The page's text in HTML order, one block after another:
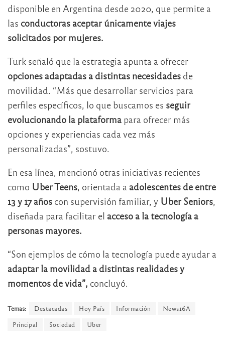
disponible en Argentina desde 2020, que permite a
las conductoras aceptar únicamente viajes
solicitados por mujeres.
Turk señaló que la estrategia apunta a ofrecer
opciones adaptadas a distintas necesidades de
movilidad. “Más que desarrollar servicios para
perfiles específicos, lo que buscamos es seguir
evolucionando la plataforma para ofrecer más
opciones y experiencias cada vez más
personalizadas”, sostuvo.
En esa línea, mencionó otras iniciativas recientes
como Uber Teens, orientada a adolescentes de entre
13 y 17 años con supervisión familiar, y Uber Seniors,
diseñada para facilitar el acceso a la tecnología a
personas mayores.
“Son ejemplos de cómo la tecnología puede ayudar a
adaptar la movilidad a distintas realidades y
momentos de vida”, concluyó.
Temas: Destacadas Hoy País Información
News16A
Principal
Sociedad Uber